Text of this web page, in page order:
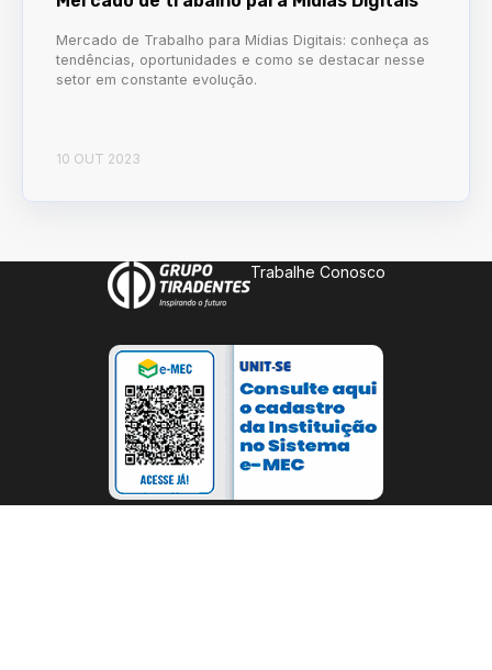
Mercado de Trabalho para Mídias Digitais: conheça as
tendências, oportunidades e como se destacar nesse
setor em constante evolução.
10 OUT 2023
Trabalhe Conosco